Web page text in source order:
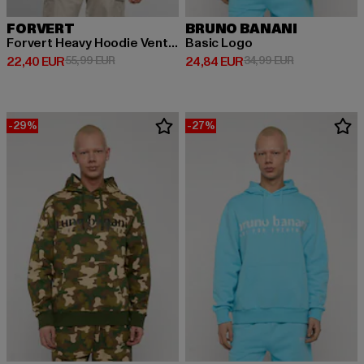
FORVERT
Forvert Heavy Hoodie Ventura
22,40 EUR
Derzeitiger Preis: 22,40 EUR
55,99 EURAktionspreis: 55,99 EUR
BRUNO BANANI
Basic Logo
24,84 EUR
Derzeitiger Preis: 24,84 EUR
34,99 EURAktionspreis:
-29% -27%